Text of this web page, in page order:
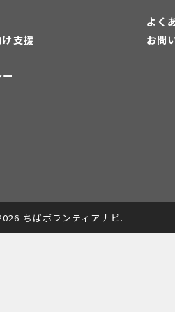
支援
よく
お問
ちばボランティアナビ.